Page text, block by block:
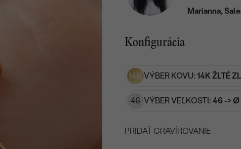
Marianna,
Konfigurácia
14K VÝBER KOVU: 14K ŽLTÉ
46 VÝBER VEĽKOSTI: 46 -> Ø
PRIDAŤ GRAVÍROVANIE